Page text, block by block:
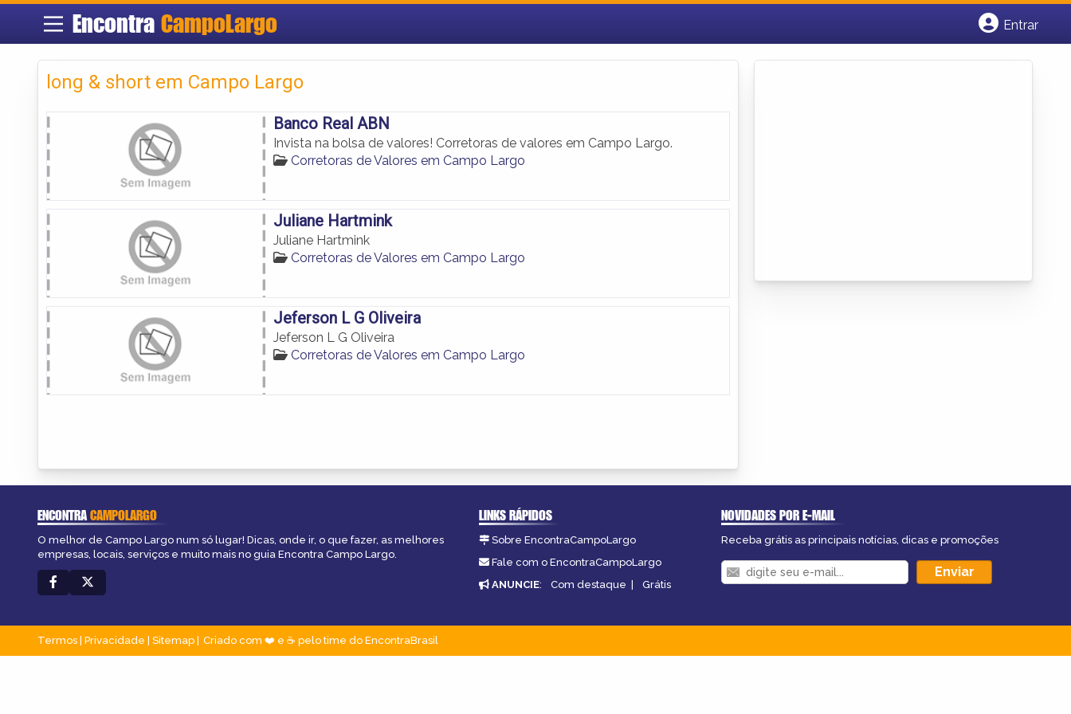
Encontra CampoLargo
Entrar
long & short em Campo Largo
Banco Real ABN
Invista na bolsa de valores! Corretoras de valores em Campo Largo.
Corretoras de Valores em Campo Largo
Juliane Hartmink
Juliane Hartmink
Corretoras de Valores em Campo Largo
Jeferson L G Oliveira
Jeferson L G Oliveira
Corretoras de Valores em Campo Largo
ENCONTRACAMPOLARGO
O melhor de Campo Largo num só lugar! Dicas, onde ir, o que fazer, as melhores
empresas, locais, serviços e muito mais no guia Encontra Campo Largo.
LINKS RÁPIDOS
Sobre EncontraCampoLargo
Fale com o EncontraCampoLargo
ANUNCIE: Com destaque | Grátis
NOVIDADES POR E-MAIL
Receba grátis as principais notícias, dicas e promoções
Termos Privacidade Sitemap Criado com ❤️ e ☕ pelo time do EncontraBrasil